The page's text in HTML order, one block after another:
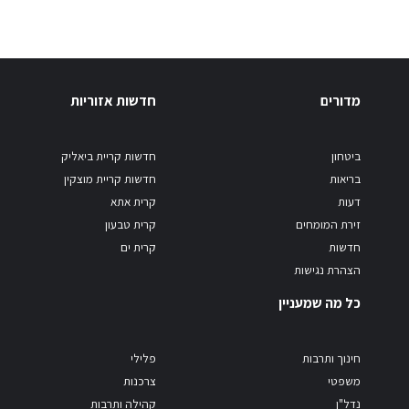
מדורים
ביטחון
בריאות
דעות
זירת המומחים
חדשות
הצהרת נגישות
חדשות אזוריות
חדשות קריית ביאליק
חדשות קריית מוצקין
קרית אתא
קרית טבעון
קרית ים
כל מה שמעניין
חינוך ותרבות
משפטי
נדל"ן
פלילי
צרכנות
קהילה ותרבות